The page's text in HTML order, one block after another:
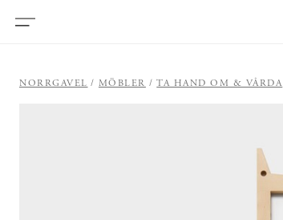
NORRGAVEL MÖBLER TA HAND OM & VÅRDA